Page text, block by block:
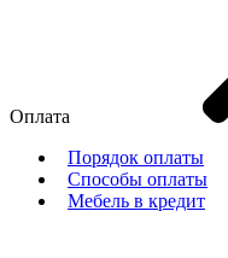
Оплата
Порядок оплаты
Способы оплаты
Мебель в кредит